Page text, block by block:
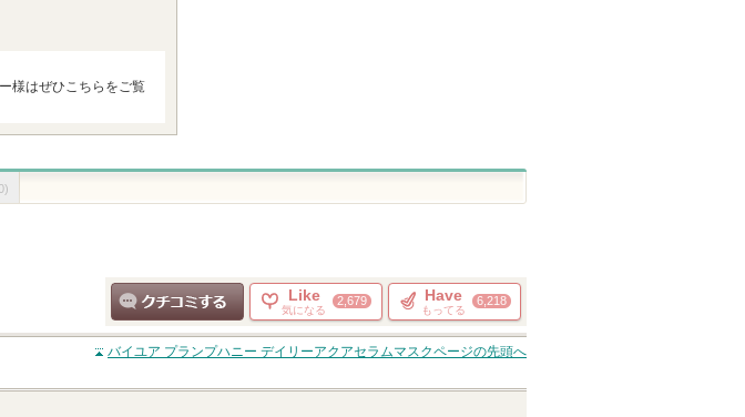
様はぜひこちらをご覧
クチコミする
Like
気になる
2,679 Have
もってる
6,218
バイユア プランプハニー デイリーアクアセラムマスクページの先頭へ